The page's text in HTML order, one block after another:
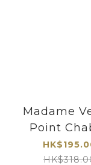
Madame
Point
2023 龐特